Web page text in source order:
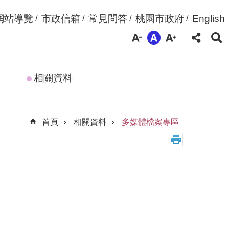
站導覽 市政信箱 常見問答 桃園市政府 English
相關資料
首頁
相關資料 多媒體檔案專區